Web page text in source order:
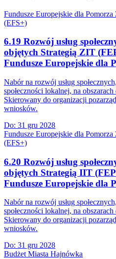
Fundusze Europejskie dla
(EFS+)
6.19 Rozwój usług
objętych Strategią ZIT
Fundusze Europejskie dla
Nabór na rozwój usług
społeczności lokalnej, na
Skierowany do organizacji
wniosków.
Do: 31 gru 2028
Fundusze Europejskie dla
(EFS+)
6.20 Rozwój usług
objętych Strategią IIT
Fundusze Europejskie dla
Nabór na rozwój usług
społeczności lokalnej, na
Skierowany do organizacji
wniosków.
Do: 31 gru 2028
Budżet Miasta Hajnówka